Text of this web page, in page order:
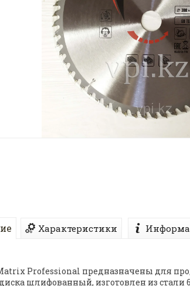
Характеристики
Professional предназначены для
шлифованный, изготовлен из стали